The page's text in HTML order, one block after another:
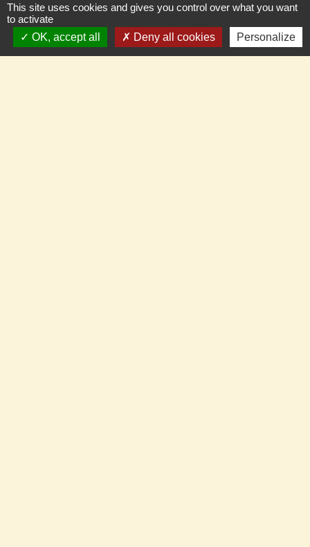
Urssaf
Centre de gestion agréé (CGA)open_in_new
Ministère chargé des finances
This site uses cookies and gives you control over what you want
to activate
OK, accept all
Deny all cookies Personalize